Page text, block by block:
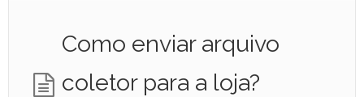
Como enviar arquivo
coletor para a loja?